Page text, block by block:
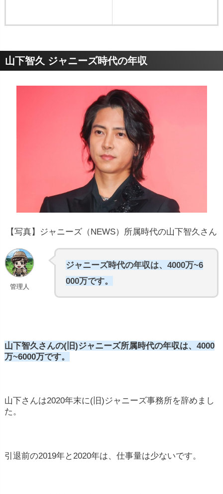
山下智久 ジャニーズ時代の年収
【写真】ジャニーズ（NEWS）所属時代の山下智久さん
管理人
ジャニーズ時代の年収は、4000万~6
000万です。
山下智久さんの(旧)ジャニーズ所属時代の年収は、4000
万~6000万です。
山下さんは2020年末に(旧)ジャニーズ事務所を辞めまし
た。
引退前の2019年と2020年は、仕事量は少ないです。